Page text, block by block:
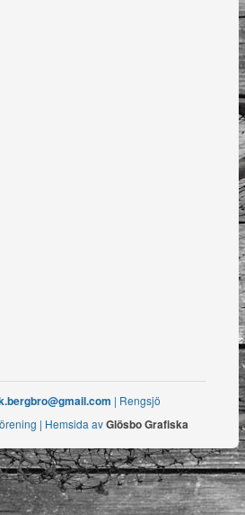
| Rengsjö
| Hemsida avGlösbo Grafiska